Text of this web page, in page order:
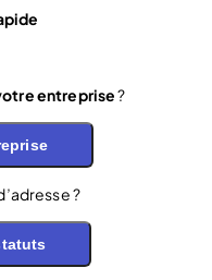
entreprise?
?